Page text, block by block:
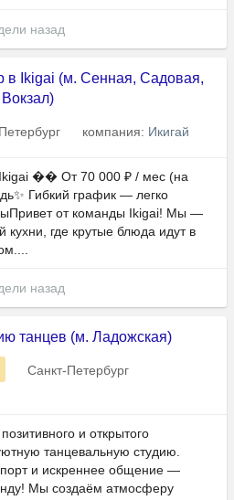
назад
в Ikigai (м. Сенная, Садовая,
компания: Икигай
Ikigai �� От 70 000 ₽ / мес (на
Гибкий график — легко
от команды Ikigai! Мы —
кухни, где крутые блюда идут в
назад
танцев (м. Ладожская)
Санкт-Петербург
и открытого
танцевальную студию.
и искреннее общение —
Мы создаём атмосферу